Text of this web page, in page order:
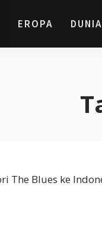
EROPA DUNIA